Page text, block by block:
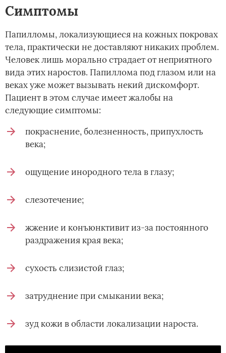
Симптомы
Папилломы, локализующиеся на кожных покровах
тела, практически не доставляют никаких проблем.
Человек лишь морально страдает от неприятного
вида этих наростов. Папиллома под глазом или на
веках уже может вызывать некий дискомфорт.
Пациент в этом случае имеет жалобы на
следующие симптомы:
покраснение, болезненность, припухлость
века;
ощущение инородного тела в глазу;
слезотечение;
жжение и конъюнктивит из-за постоянного
раздражения края века;
сухость слизистой глаз;
затруднение при смыкании века;
зуд кожи в области локализации нароста.